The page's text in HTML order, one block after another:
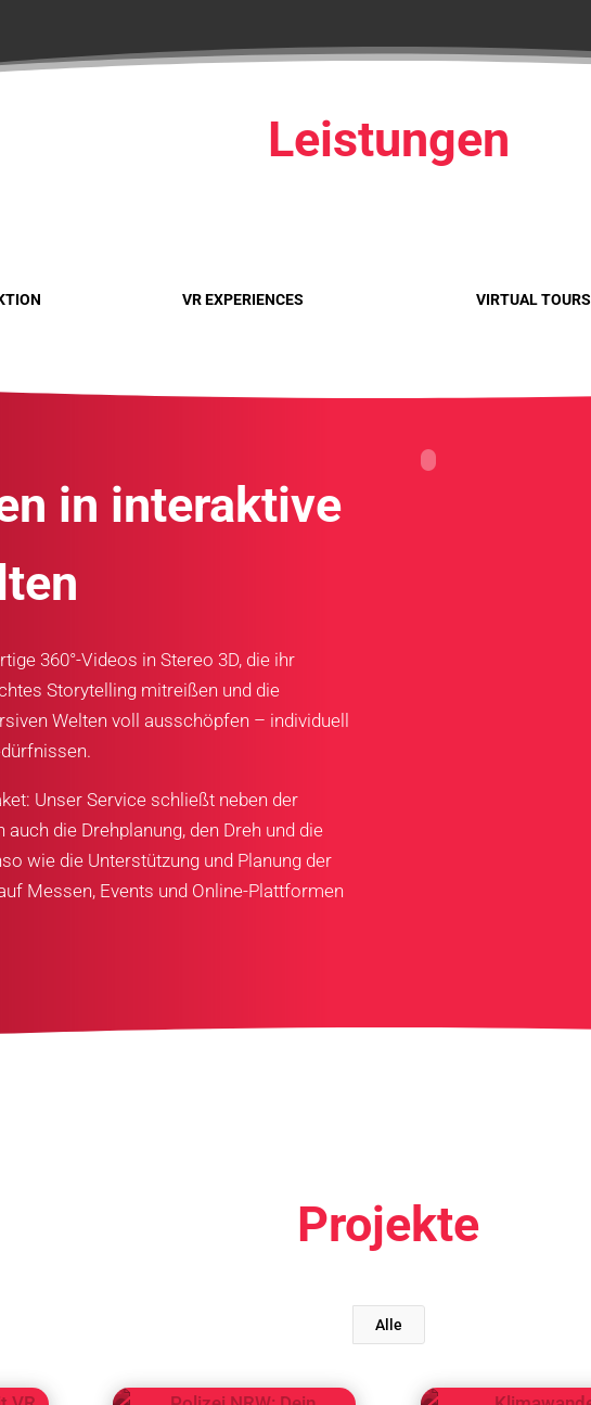
Leistungen
VR EXPERIENCES VIRTUAL TOURS
in interaktive
360°-Videos in Stereo 3D, die ihr
Storytelling mitreißen und die
Welten voll ausschöpfen – individuell
Unser Service schließt neben der
die Drehplanung, den Dreh und die
wie die Unterstützung und Planung der
Messen, Events und Online-Plattformen
Projekte
Alle